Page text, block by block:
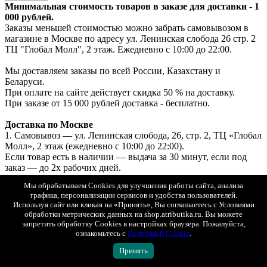
Минимальная стоимость товаров в заказе для доставки - 1
000 рублей.
Заказы меньшей стоимостью можно забрать самовывозом в
магазине в Москве по адресу ул. Ленинская слобода 26 стр. 2
ТЦ "Глобал Молл", 2 этаж. Ежедневно с 10:00 до 22:00.
Мы доставляем заказы по всей России, Казахстану и
Беларуси.
При оплате на сайте действует скидка 50 % на доставку.
При заказе от 15 000 рублей доставка - бесплатно.
Доставка по Москве
1. Самовывоз — ул. Ленинская слобода, 26, стр. 2, ТЦ «Глобал
Молл», 2 этаж (ежедневно с 10:00 до 22:00).
Если товар есть в наличии — выдача за 30 минут, если под
заказ — до 2х рабочих дней.
Бесплатно. Возможна примерка.
Оплата: онлайн, картой или наличными при получении.
2. Курьерская доставка «Интеграл» с возможностью
примерки.
Стоимость доставки при онлайн-оплате — 250 ₽.
Стоимость доставки при оплате при получении — 500 ₽.
3. СДЭК (самовывоз из ПВЗ) с возможностью примерки.
Стоимость рассчитывается в корзине.
Мы обрабатываем Cookies для улучшения работы сайта, анализа
трафика, персонализации сервисов и удобства пользователей.
Используя сайт или кликая на «Принять», Вы соглашаетесь с Условиями
обработки метрических данных на shop.atributika.ru. Вы можете
запретить обработку Cookies в настройках браузера. Пожалуйста,
ознакомьтесь с Политикой Cookie.
Принять